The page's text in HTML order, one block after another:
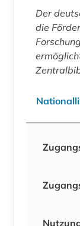
Der
die